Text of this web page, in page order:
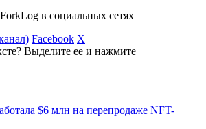
в социальных сетях
Facebook X
Выделите ее и нажмите
$6 млн на перепродаже NFT-